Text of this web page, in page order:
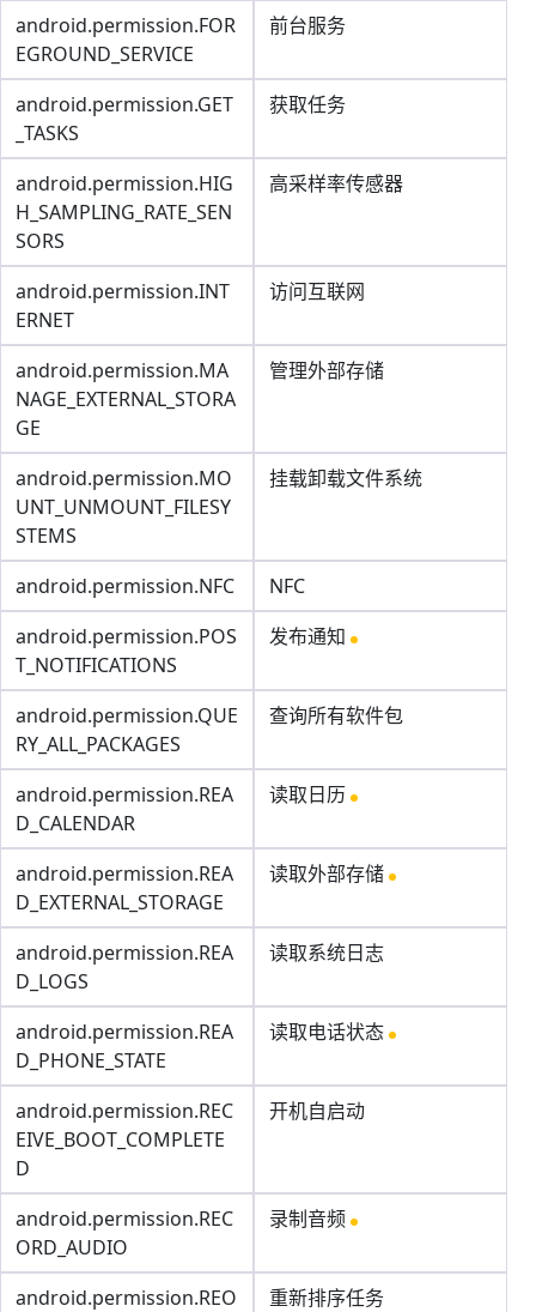
android.permission.FOR
EGROUND_SERVICE
前台服务
android.permission.GET
_TASKS
获取任务
android.permission.HIG
H_SAMPLING_RATE_SEN
SORS
高采样率传感器
android.permission.INT
ERNET
访问互联网
android.permission.MA
NAGE_EXTERNAL_STORA
GE
管理外部存储
android.permission.MO
UNT_UNMOUNT_FILESY
STEMS
挂载卸载文件系统
android.permission.NFC
NFC
android.permission.POS
T_NOTIFICATIONS
发布通知
android.permission.QUE
RY_ALL_PACKAGES
查询所有软件包
android.permission.REA
D_CALENDAR
读取日历
android.permission.REA
D_EXTERNAL_STORAGE
读取外部存储
android.permission.REA
D_LOGS
读取系统日志
android.permission.REA
D_PHONE_STATE
读取电话状态
android.permission.REC
EIVE_BOOT_COMPLETE
D
开机自启动
android.permission.REC
ORD_AUDIO
录制音频
android.permission.REO
重新排序任务